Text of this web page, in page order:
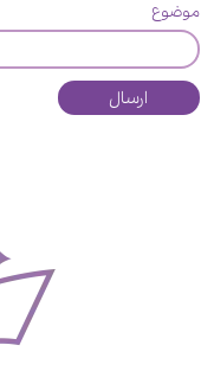
موضوع
ارسال